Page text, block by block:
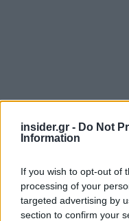
insider.gr - Do Not
Information
If you wish to opt-out of
processing of your
targeted advertising by
section to confirm your